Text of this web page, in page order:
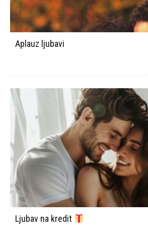
Aplauz ljubavi
Ljubav na kredit